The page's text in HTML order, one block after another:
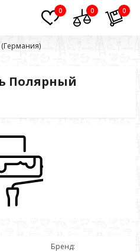
0 0 0
(Германия)
Полярный
Бренд: